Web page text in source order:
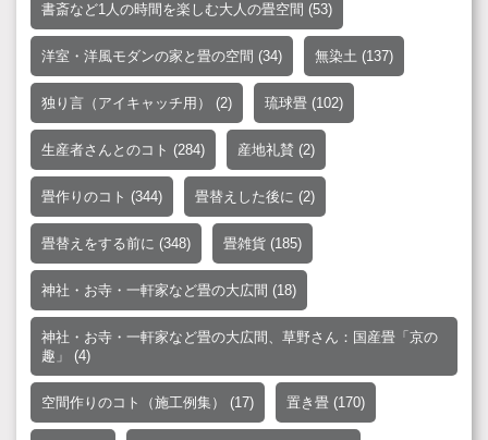
書斎など1人の時間を楽しむ大人の畳空間 (53)
洋室・洋風モダンの家と畳の空間 (34) 無染土 (137)
独り言（アイキャッチ用） (2) 琉球畳 (102)
生産者さんとのコト (284) 産地礼賛 (2)
畳作りのコト (344) 畳替えした後に (2)
畳替えをする前に (348) 畳雑貨 (185)
神社・お寺・一軒家など畳の大広間 (18)
神社・お寺・一軒家など畳の大広間、草野さん：国産畳「京の
趣」
(4)
空間作りのコト（施工例集） (17) 置き畳 (170)